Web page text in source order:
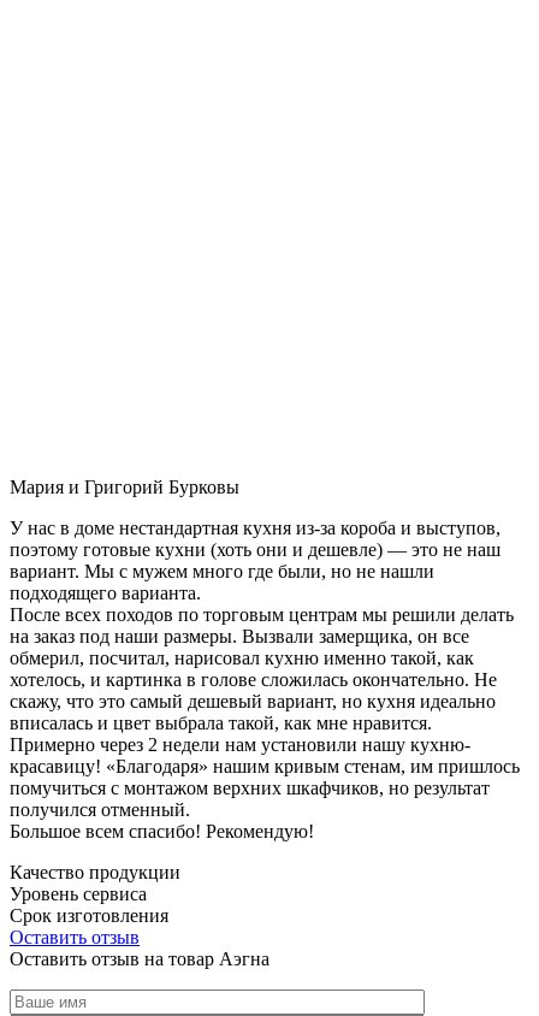
Мария и Григорий Бурковы
У нас в доме нестандартная кухня из-за короба и выступов,
поэтому готовые кухни (хоть они и дешевле) — это не наш
вариант. Мы с мужем много где были, но не нашли
подходящего варианта.
После всех походов по торговым центрам мы решили делать
на заказ под наши размеры. Вызвали замерщика, он все
обмерил, посчитал, нарисовал кухню именно такой, как
хотелось, и картинка в голове сложилась окончательно. Не
скажу, что это самый дешевый вариант, но кухня идеально
вписалась и цвет выбрала такой, как мне нравится.
Примерно через 2 недели нам установили нашу кухню-
красавицу! «Благодаря» нашим кривым стенам, им пришлось
помучиться с монтажом верхних шкафчиков, но результат
получился отменный.
Большое всем спасибо! Рекомендую!
Качество продукции
Уровень сервиса
Срок изготовления
Оставить отзыв
Оставить отзыв на товар Аэгна